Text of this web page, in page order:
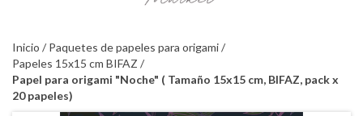
Inicio / Paquetes de papeles para origami/
Papeles 15x15 cm BIFAZ /
Papel para origami "Noche" ( Tamaño 15x15 cm, BIFAZ, pack x
20 papeles)